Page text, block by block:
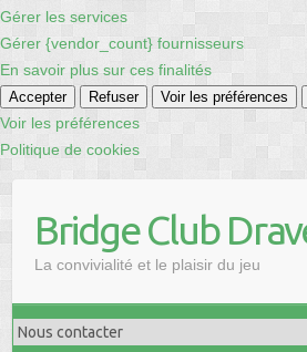
Gérer les services
Gérer {vendor_count} fournisseurs
En savoir plus sur ces finalités
Accepter Refuser Voir les préférences
Voir les préférences
Politique de cookies
contentBridge Club
La convivialité et le plaisir du jeu